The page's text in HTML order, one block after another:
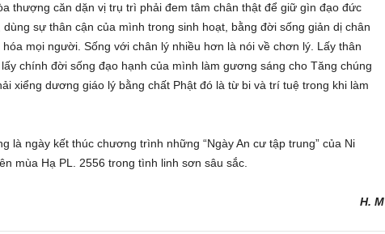
thượng căn dặn vị trụ trì phải đem tâm chân thật để giữ gìn đạo đức
sự thân cận của mình trong sinh hoạt, bằng đời sống giản dị chân
mọi người. Sống với chân lý nhiều hơn là nói về chơn lý. Lấy thân
chính đời sống đạo hạnh của mình làm gương sáng cho Tăng chúng
xiểng dương giáo lý bằng chất Phật đó là từ bi và trí tuệ trong khi làm
là ngày kết thúc chương trình những “Ngày An cư tập trung” của Ni
mùa Hạ PL. 2556 trong tình linh sơn sâu sắc.
H. M